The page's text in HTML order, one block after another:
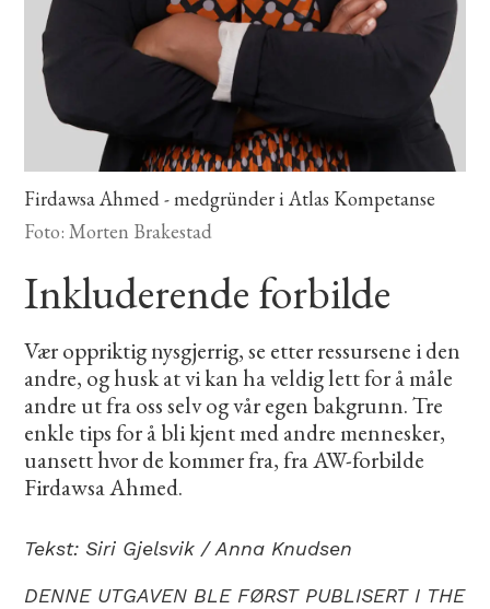
Firdawsa Ahmed - medgründer i Atlas Kompetanse
Foto: Morten Brakestad
Inkluderende forbilde
Vær oppriktig nysgjerrig, se etter ressursene i den
andre, og husk at vi kan ha veldig lett for å måle
andre ut fra oss selv og vår egen bakgrunn. Tre
enkle tips for å bli kjent med andre mennesker,
uansett hvor de kommer fra, fra AW-forbilde
Firdawsa Ahmed.
Tekst: Siri Gjelsvik / Anna Knudsen
DENNE UTGAVEN BLE FØRST PUBLISERT I THE